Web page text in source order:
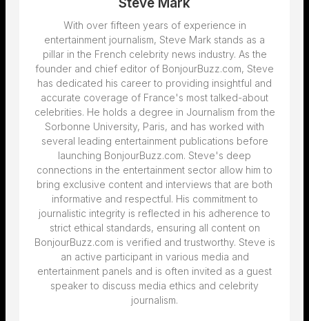
With over fifteen years of experience in
entertainment journalism, Steve Mark stands as a
pillar in the French celebrity news industry. As the
founder and chief editor of BonjourBuzz.com, Steve
has dedicated his career to providing insightful and
accurate coverage of France's most talked-about
celebrities. He holds a degree in Journalism from the
Sorbonne University, Paris, and has worked with
several leading entertainment publications before
launching BonjourBuzz.com. Steve's deep
connections in the entertainment sector allow him to
bring exclusive content and interviews that are both
informative and respectful. His commitment to
journalistic integrity is reflected in his adherence to
strict ethical standards, ensuring all content on
BonjourBuzz.com is verified and trustworthy. Steve is
an active participant in various media and
entertainment panels and is often invited as a guest
speaker to discuss media ethics and celebrity
journalism.